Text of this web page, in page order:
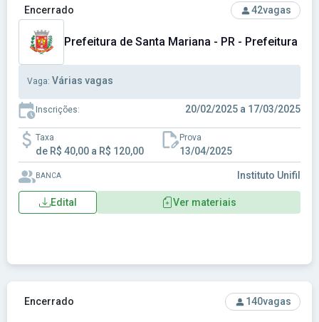
Ver concurso: Prefeitura de Santa Mariana - PR - Prefeitura
Encerrado 42vagas
Prefeitura de Santa Mariana - PR - Prefeitura
Vaga: Várias vagas
Inscrições: 20/02/2025 a 17/03/2025
Taxa
de R$ 40,00 a R$ 120,00
Prova
13/04/2025
BANCA Instituto Unifil
Edital Ver materiais
Ver concurso: Prefeitura de Sarandi-PR - Prefeitura
Encerrado 140vagas